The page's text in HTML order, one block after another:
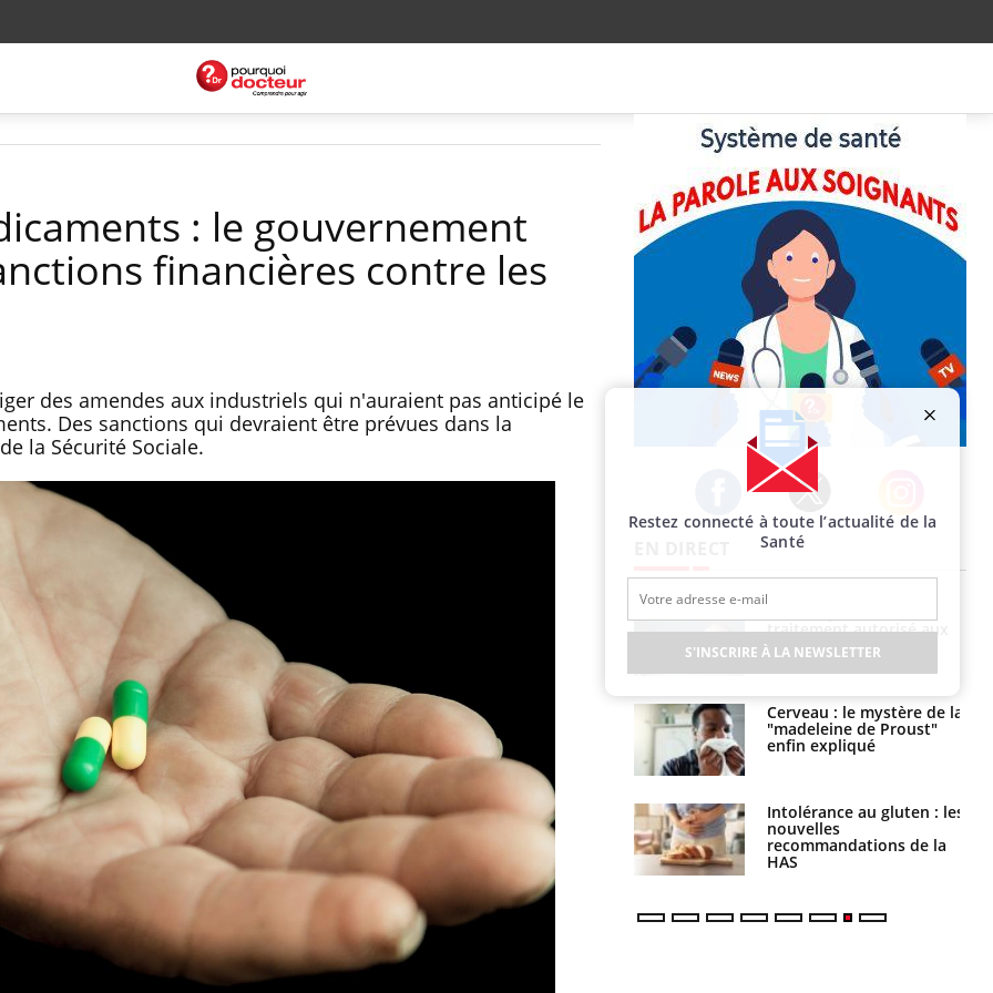
: le gouvernement
financières contre les
des amendes aux industriels qui n'auraient pas anticipé le
Des sanctions qui devraient être prévues dans la
la Sécurité Sociale.
Facebook Twitter Instagram
Mordue par une tique en
vacances, elle reste dans
le coma pendant 42 jours
Mordue par un
barracuda, une petite fille
secourue grâce à un
réflexe essentiel
Légionellose en Suisse :
quelle est l’origine de la
contamination ?
une nouvelle arme contre
Comment gérer le
sommeil des enfants en
vacances ?
Bilan prévention : ce que
les kinés pourront
bientôt faire
traitement autorisé aux
États-Unis ?
Cerveau : le mystère de la
"madeleine de Proust"
enfin expliqué
Intolérance au gluten : les
nouvelles
recommandations de la
HAS
Restez connecté à toute l’actualité de la
Santé
S'INSCRIRE À LA NEWSLETTER